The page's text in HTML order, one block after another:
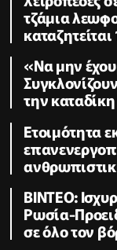
τζάμια
«Να μην
την
Ετοιμότητα
ΒΙΝΤΕΟ:
Ρωσία-
σε όλο τον